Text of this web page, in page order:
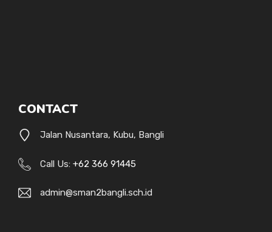
CONTACT
Jalan Nusantara, Kubu, Bangli
Call Us: +62 366 91445
admin@sman2bangli.sch.id